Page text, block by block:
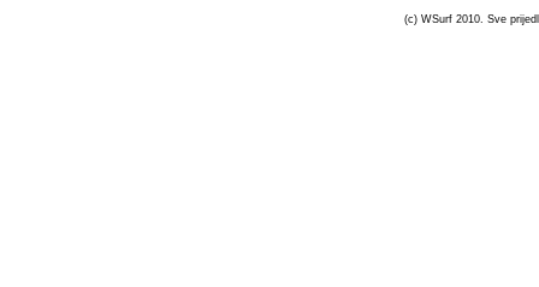
(c) WSurf 2010. Sve